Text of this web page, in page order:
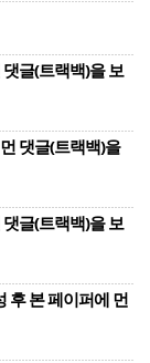
글(트랙백)을 보
댓글(트랙백)을
글(트랙백)을 보
후 본 페이퍼에 먼